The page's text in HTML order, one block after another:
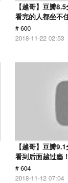
【越哥】豆瓣
看完的人都坐不
# 600
2018-11-22 02:53
【越哥】豆瓣
看到后面越过瘾！
# 604
2018-11-12 07:04